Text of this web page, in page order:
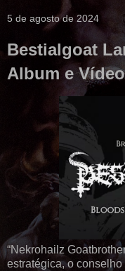
5 de agosto de 2024
Bestialgoat
Album e
“Nekrohailz
estratégica, o